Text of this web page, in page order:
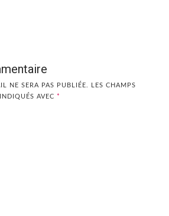
NE SERA PAS PUBLIÉE.
LES CHAMPS
AVEC *